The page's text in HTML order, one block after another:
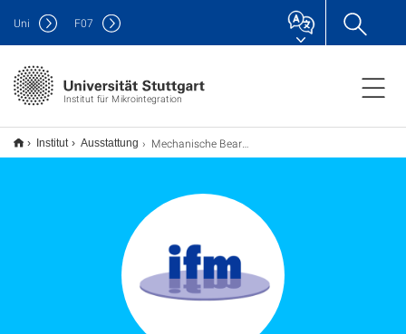
Institut für Mikrointegration
Uni F07
Institut Ausstattung Mechanische Bearbeitung